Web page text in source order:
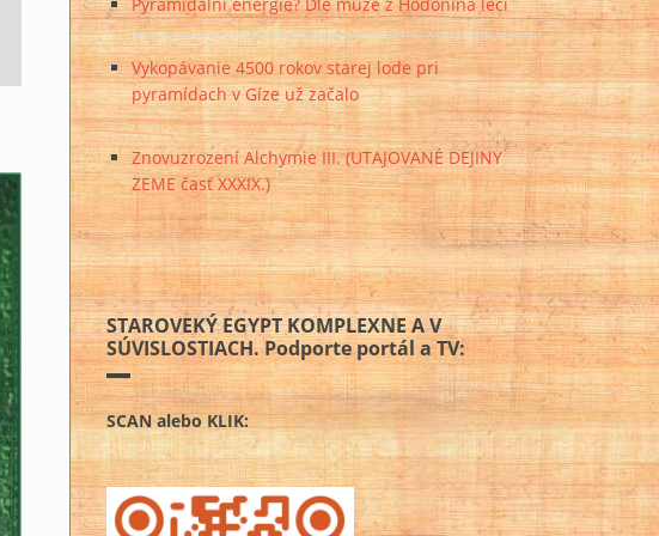
Pyramidální energie? Dle muže z Hodonína léčí
Vykopávanie 4500 rokov starej lode pri
pyramídach v Gíze už začalo
Znovuzrození Alchymie III. (UTAJOVANÉ DEJINY
ZEME časť XXXIX.)
STAROVEKÝ EGYPT KOMPLEXNE A V
SÚVISLOSTIACH. Podporte portál a TV:
SCAN alebo KLIK: